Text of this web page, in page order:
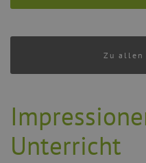
Zu allen
Unterricht